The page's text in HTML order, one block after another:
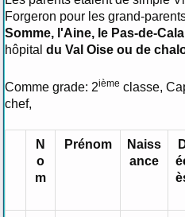
Forgeron pour les grand-
Somme, l'Aine, le Pas-de-
hôpital du Val Oise ou de
Comme grade: 2ième classe,
chef,
N
o
m
Prénom
Naiss
ance